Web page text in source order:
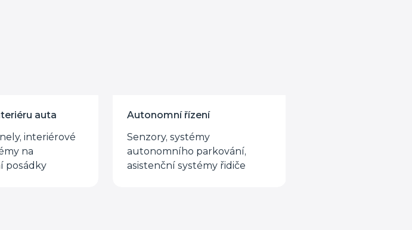
auta
interiérové
na
posádky
Autonomní řízení
Senzory, systémy
autonomního parkování,
asistenční systémy řidiče